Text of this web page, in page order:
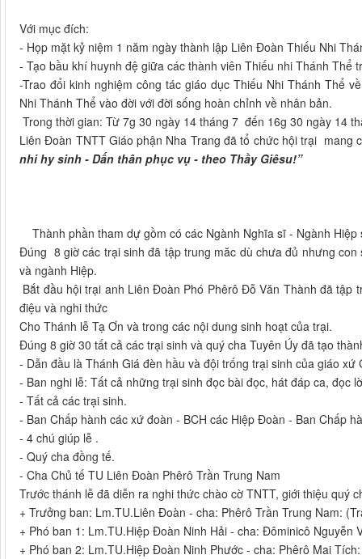
Với mục đích:
- Họp mặt kỷ niệm 1 năm ngày thành lập Liên Đoàn Thiếu Nhi
- Tạo bầu khí huynh đệ giữa các thành viên Thiếu nhi Thánh Thể
-Trao đổi kinh nghiệm công tác giáo dục Thiếu Nhi Thánh Thể
Nhi Thánh Thể vào đời với đời sống hoàn chỉnh về nhân bản.
Trong thời gian: Từ 7g 30 ngày 14 tháng 7 đến 16g 30 ngày 14
Liên Đoàn TNTT Giáo phận Nha Trang đã tổ chức hội trại mang
nhi hy sinh - Dấn thân phục vụ - theo Thầy Giêsu!”
Thành phần tham dự gồm có các Ngành Nghĩa sĩ - Ngành
Đúng 8 giờ các trại sinh đã tập trung măc dù chưa đủ nhưng
và ngành Hiệp.
Bắt đầu hội trại anh Liên Đoàn Phó Phêrô Đỗ Văn Thành đã
điệu và nghi thức
Cho Thánh lễ Tạ Ơn và trong các nội dung sinh hoạt của trại.
Đúng 8 giờ 30 tất cả các trại sinh và quý cha Tuyên Úy đã tạo
- Dẫn đầu là Thánh Giá đèn hầu và đội trống trại sinh của giáo xứ
- Ban nghi lễ: Tất cả những trại sinh đọc bài đọc, hát đáp ca, đọc
- Tất cả các trại sinh.
- Ban Chấp hành các xứ đoàn - BCH các Hiệp Đoàn - Ban Chấp
- 4 chú giúp lễ .
- Quý cha đồng tế.
- Cha Chủ tế TU Liên Đoàn Phêrô Trần Trung Nam
Trước thánh lễ đã diễn ra nghi thức chào cờ TNTT, giới thiệu quý
+ Trưởng ban: Lm.TU.Liên Đoàn - cha: Phêrô Trần Trung Nam:
+ Phó ban 1: Lm.TU.Hiệp Đoàn Ninh Hải - cha: Đôminicô Nguyễn
+ Phó ban 2: Lm.TU.Hiệp Đoàn Ninh Phước - cha: Phêrô Mai